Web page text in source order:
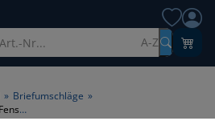
A-Z
» Briefumschläge »
Briefumschläge Din Lang mit Fenster Din Lang